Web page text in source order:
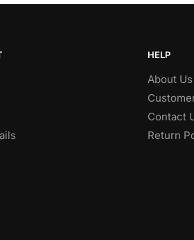
HELP
About Us
Contact
Return